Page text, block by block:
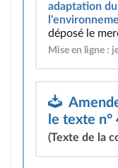
adaptation
déposé le
Mise en ligne :
le texte n°
(Texte de la